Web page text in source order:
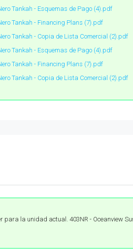
Tankah - Esquemas de Pago (4).pdf
Tankah - Financing Plans (7).pdf
Tankah - Copia de Lista Comercial (2).pdf
Tankah - Esquemas de Pago (4).pdf
Tankah - Financing Plans (7).pdf
Tankah - Copia de Lista Comercial (2).pdf
la unidad actual. 403NR - Oceanview